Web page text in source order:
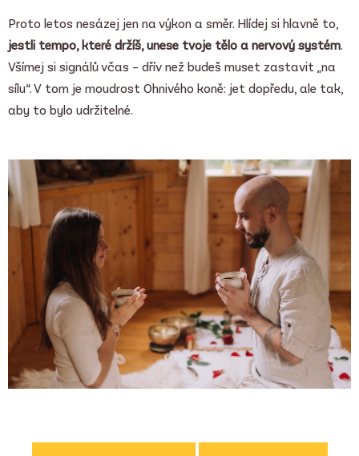
Proto letos nesázej jen na výkon a směr. Hlídej si hlavně to,
jestli tempo, které držíš, unese tvoje tělo a nervový systém.
Všímej si signálů včas – dřív než budeš muset zastavit „na
sílu“. V tom je moudrost Ohnivého koně: jet dopředu, ale tak,
aby to bylo udržitelné.